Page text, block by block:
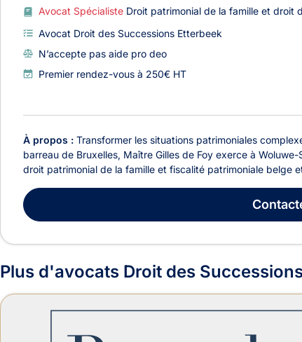
Avocat Spécialiste Droit patrimonial de la famille et droit
Avocat Droit des Successions Etterbeek
N’accepte pas aide pro deo
Premier rendez-vous à 250€ HT
À propos : Transformer les situations patrimoniales
barreau de Bruxelles, Maître Gilles de Foy exerce à
droit patrimonial de la famille et fiscalité patrimoniale belge
Plus d'avocats Droit des